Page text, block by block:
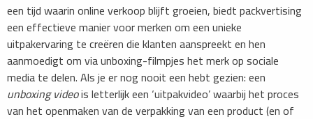
een tijd waarin online verkoop blijft groeien, biedt packvertising
een effectieve manier voor merken om een unieke
uitpakervaring te creëren die klanten aanspreekt en hen
aanmoedigt om via unboxing-filmpjes het merk op sociale
media te delen. Als je er nog nooit een hebt gezien: een
unboxing videois letterlijk een ‘uitpakvideo’ waarbij het proces
van het openmaken van de verpakking van een product (en of